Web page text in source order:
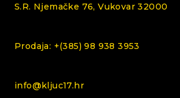
S.R. Njemačke 76, Vukovar 32000
Prodaja: +(385) 98 938 3953
info@kljuc17.hr